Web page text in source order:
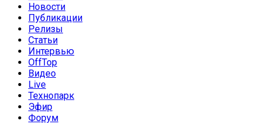
Новости
Публикации
Релизы
Статьи
Интервью
OffTop
Видео
Live
Технопарк
Эфир
Форум